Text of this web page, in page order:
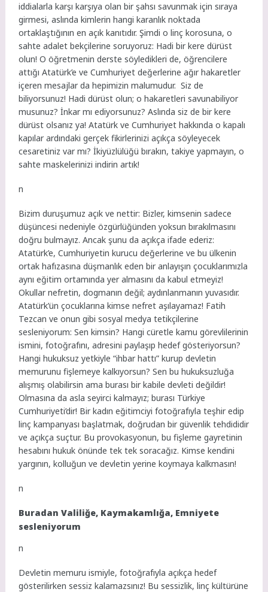
iddialarla karşı karşıya olan bir şahsı savunmak için sıraya
girmesi, aslında kimlerin hangi karanlık noktada
ortaklaştığının en açık kanıtıdır.Şimdi o linç korosuna, o
sahte adalet bekçilerine soruyoruz: Hadi bir kere dürüst
olun!O öğretmenin derste söyledikleri de, öğrencilere
attığı Atatürk’e ve Cumhuriyet değerlerine ağır hakaretler
içeren mesajlar da hepimizin malumudur. Siz de
biliyorsunuz! Hadi dürüst olun; o hakaretleri savunabiliyor
musunuz? İnkar mı ediyorsunuz?Aslında siz de bir kere
dürüst olsanız ya! Atatürk ve Cumhuriyet hakkında o kapalı
kapılar ardındaki gerçek fikirlerinizi açıkça söyleyecek
cesaretiniz var mı? İkiyüzlülüğü bırakın, takiye yapmayın, o
sahte maskelerinizi indirin artık!
n
Bizim duruşumuz açık ve nettir: Bizler, kimsenin sadece
düşüncesi nedeniyle özgürlüğünden yoksun bırakılmasını
doğru bulmayız. Ancak şunu da açıkça ifade ederiz:
Atatürk’e, Cumhuriyetin kurucu değerlerine ve bu ülkenin
ortak hafızasına düşmanlık eden bir anlayışın çocuklarımızla
aynı eğitim ortamında yer almasını da kabul etmeyiz!
Okullar nefretin, dogmanın değil; aydınlanmanın yuvasıdır.
Atatürk’ün çocuklarına kimse nefret aşılayamaz! Fatih
Tezcan ve onun gibi sosyal medya tetikçilerine
sesleniyorum:Sen kimsin? Hangi cüretle kamu görevlilerinin
ismini, fotoğrafını, adresini paylaşıp hedef gösteriyorsun?
Hangi hukuksuz yetkiyle “ihbar hattı” kurup devletin
memurunu fişlemeye kalkıyorsun? Sen bu hukuksuzluğa
alışmış olabilirsin ama burası bir kabile devleti değildir!
Olmasına da asla seyirci kalmayız; burası Türkiye
Cumhuriyeti’dir! Bir kadın eğitimciyi fotoğrafıyla teşhir edip
linç kampanyası başlatmak, doğrudan bir güvenlik tehdididir
ve açıkça suçtur. Bu provokasyonun, bu fişleme gayretinin
hesabını hukuk önünde tek tek soracağız. Kimse kendini
yargının, kolluğun ve devletin yerine koymaya kalkmasın!
n
Buradan Valiliğe, Kaymakamlığa, Emniyete
sesleniyorum
n
Devletin memuru ismiyle, fotoğrafıyla açıkça hedef
gösterilirken sessiz kalamazsınız! Bu sessizlik, linç kültürüne